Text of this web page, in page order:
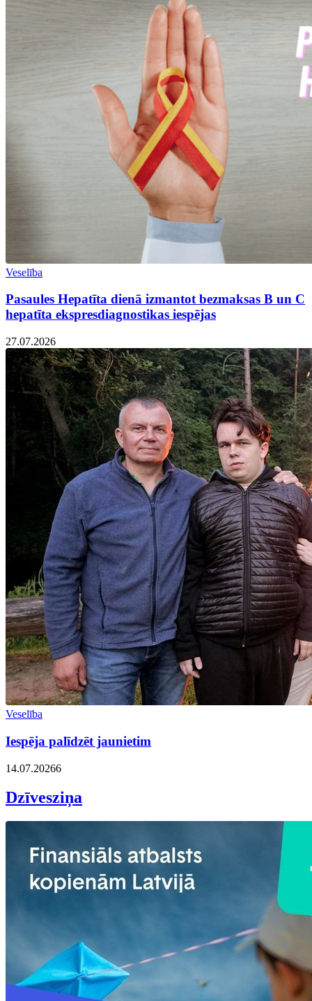
Veselība
Pasaules Hepatīta dienā izmantot bezmaksas B un C
hepatīta ekspresdiagnostikas iespējas
27.07.2026
Veselība
Iespēja palīdzēt jaunietim
14.07.20266
Dzīvesziņa